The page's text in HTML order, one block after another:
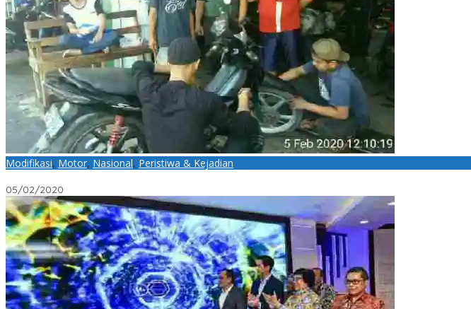
Modifikasi, Motor, Nasional, Peristiwa & Kejadian
05/02/2020